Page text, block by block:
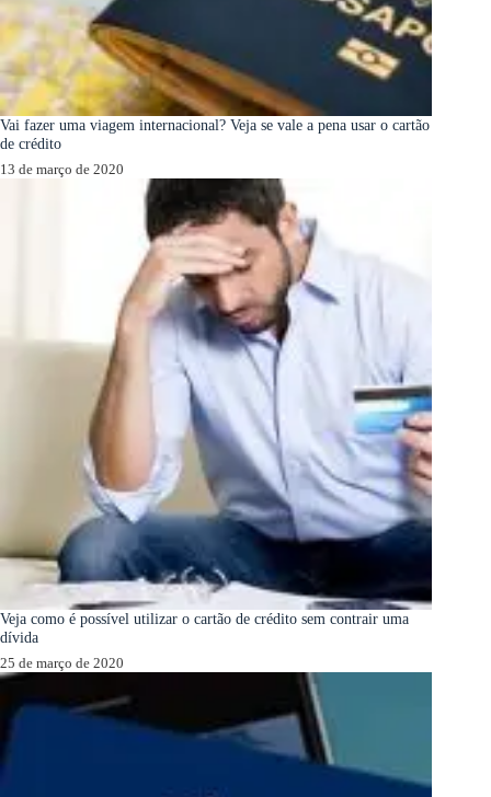
Vai fazer uma viagem internacional? Veja se vale a pena usar o cartão
de crédito
13 de março de 2020
Veja como é possível utilizar o cartão de crédito sem contrair uma
dívida
25 de março de 2020